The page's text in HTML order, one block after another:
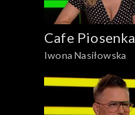
Cafe Piosenka
Iwona Nasiłowska